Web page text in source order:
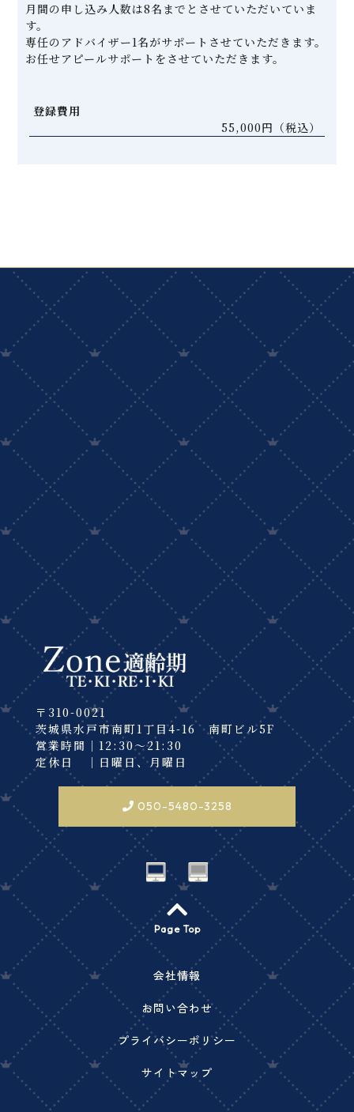
月間の申し込み人数は8名までとさせていただいていま
す。
専任のアドバイザー1名がサポートさせていただきます。
お任せアピールサポートをさせていただきます。
登録費用
55,000円（税込）
〒310-0021
茨城県水戸市南町1丁目4-16 南町ビル5F
営業時間｜12:30～21:30
定休日 ｜日曜日、月曜日
050-5480-3258
Page Top
会社情報
お問い合わせ
プライバシーポリシー
サイトマップ